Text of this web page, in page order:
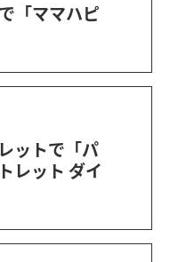
「ママハピ
ットで「パ
レット ダイ